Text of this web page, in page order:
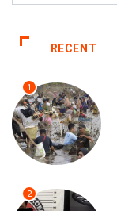
RECENT
1
2